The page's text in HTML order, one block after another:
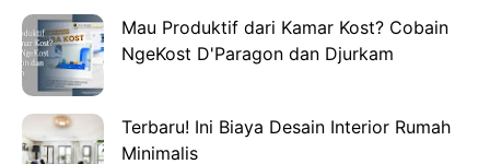
Mau Produktif dari Kamar Kost? Cobain
NgeKost D'Paragon dan Djurkam
Terbaru! Ini Biaya Desain Interior Rumah
Minimalis